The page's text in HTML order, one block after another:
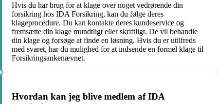
Hvis du har brug for at klage over noget vedrørende din
forsikring hos IDA Forsikring, kan du følge deres
klageprocedure. Du kan kontakte deres kundeservice og
fremsætte din klage mundtligt eller skriftligt. De vil behandle
din klage og forsøge at finde en løsning. Hvis du er utilfreds
med svaret, har du mulighed for at indsende en formel klage til
Forsikringsankenævnet.
Hvordan kan jeg blive medlem af IDA